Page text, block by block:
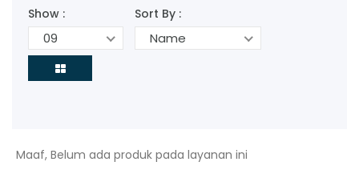
Show :
09
Sort By :
Name
Maaf, Belum ada produk pada layanan ini